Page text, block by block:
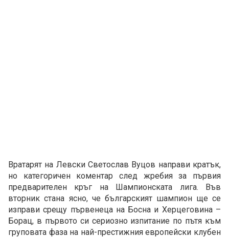
Вратарят на Левски Светослав Вуцов направи кратък,
но категоричен коментар след жребия за първия
предварителен кръг на Шампионската лига. Във
вторник стана ясно, че българският шампион ще се
изправи срещу първенеца на Босна и Херцеговина –
Борац, в първото си сериозно изпитание по пътя към
груповата фаза на най-престижния европейски клубен